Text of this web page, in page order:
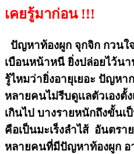
เคยรู้มาก่อน !!!
ปัญหาท้องผูก จุกจิก กวนใ
เบือนหน้าหนี ยิ่งปล่อยไว้นา
รู้ไหมว่ายิ่งอายุเยอะ ปัญห
หลายคนไม่รีบดูเเลตัวเองตั้
เกินไป บางรายหนักถึงขั้น
คือเป็นมะเร็งลำไส้ อันตรา
หลายคนที่มีปัญหาท้องผูก อ